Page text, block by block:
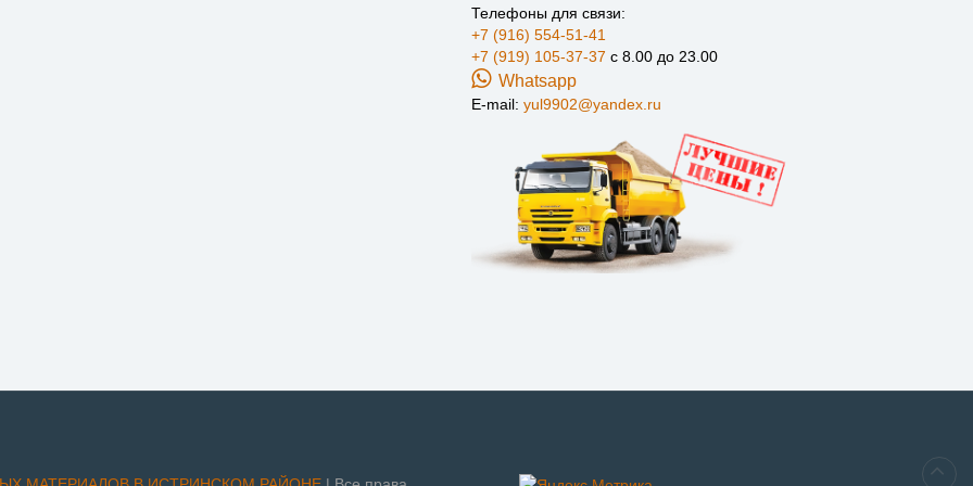
Телефоны для связи:
+7 (916) 554-51-41
+7 (919) 105-37-37 с 8.00 до 23.00
Whatsapp
E-mail: yul9902@yandex.ru